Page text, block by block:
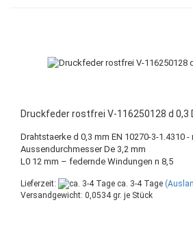
Druckfeder rostfrei V-116250128 d 0,3
Drahtstaerke d 0,3 mm EN 10270-3-1.4310
Aussendurchmesser De 3,2 mm
L0 12 mm – federnde Windungen n 8,5
Lieferzeit: ca. 3-4 Tage
Versandgewicht: 0,0534gr. je Stück